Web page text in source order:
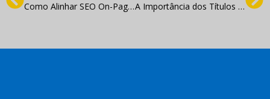
Como Alinhar SEO On-Page com a Experiência do Usuário
A Importância dos Títulos e Meta Descrições: Primeira Impressão é a que Fica